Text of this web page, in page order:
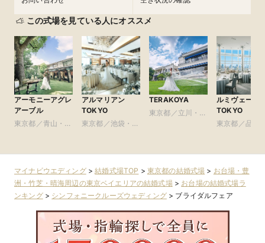
この式場を見ている人にオススメ
アーモニーアグレ
アーブル
東京都／青山・表
アルマリアン
TOKYO
東京都／池袋・練
TERAKOYA
東京都／立川・八
ルミヴェール
TOKYO
東京都／品川
マイナビウエディング>結婚式場TOP > 東京都の結婚式場 > お台場・豊
洲・竹芝・晴海周辺の東京ベイエリアの結婚式場> お台場の結婚式場ラ
ンキング> シンフォニークルーズウェディング> ブライダルフェア